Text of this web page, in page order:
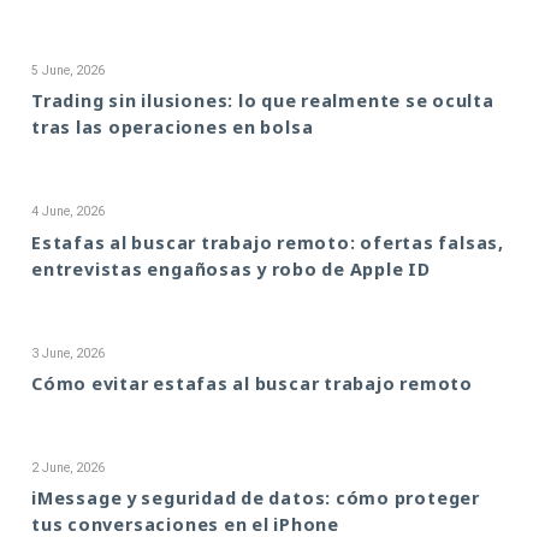
5 June, 2026
Trading sin ilusiones: lo que realmente se oculta
tras las operaciones en bolsa
4 June, 2026
Estafas al buscar trabajo remoto: ofertas falsas,
entrevistas engañosas y robo de Apple ID
3 June, 2026
Cómo evitar estafas al buscar trabajo remoto
2 June, 2026
iMessage y seguridad de datos: cómo proteger
tus conversaciones en el iPhone